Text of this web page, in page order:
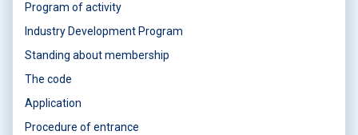
Program of activity
Industry Development Program
Standing about membership
The code
Application
Procedure of entrance